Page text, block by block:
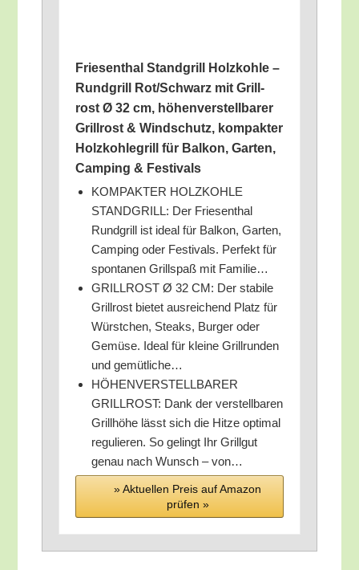
Frie­sen­thal Stand­grill Holz­koh­le –
Rund­grill Rot/​Schwarz mit Grill­
rost Ø 32 cm, höhen­ver­stell­ba­rer
Grill­rost & Wind­schutz, kom­pak­ter
Holz­koh­le­grill für Bal­kon, Gar­ten,
Cam­ping & Festivals
KOMPAKTER HOLZKOHLE
STANDGRILL: Der Frie­sen­thal
Rund­grill ist ide­al für Bal­kon, Gar­ten,
Cam­ping oder Fes­ti­vals. Per­fekt für
spon­ta­nen Grill­spaß mit Familie…
GRILLROST Ø 32 CM: Der sta­bi­le
Grill­rost bie­tet aus­rei­chend Platz für
Würst­chen, Steaks, Bur­ger oder
Gemü­se. Ide­al für klei­ne Grill­run­den
und gemütliche…
HÖHENVERSTELLBARER
GRILLROST: Dank der ver­stell­ba­ren
Grill­hö­he lässt sich die Hit­ze opti­mal
regu­lie­ren. So gelingt Ihr Grill­gut
genau nach Wunsch – von…
» Aktu­el­len Preis auf Ama­zon
prü­fen »